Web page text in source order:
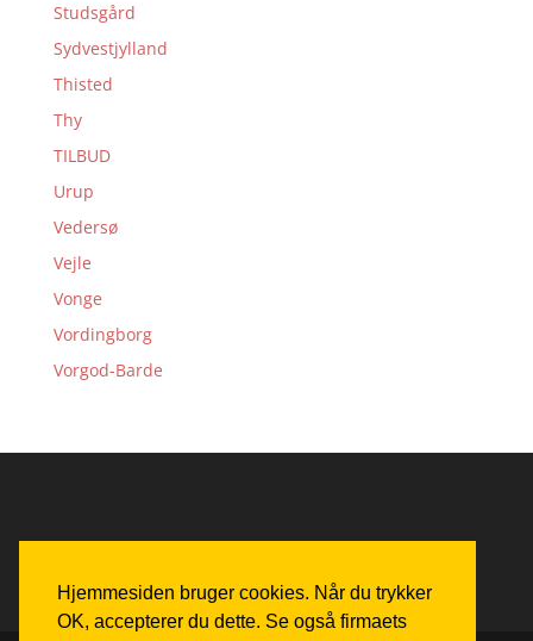
Hjemmesiden bruger cookies. Når du trykker
OK, accepterer du dette. Se også firmaets
Studsgård
Sydvestjylland
Thisted
Thy
TILBUD
Urup
Vedersø
Vejle
Vonge
Vordingborg
Vorgod-Barde